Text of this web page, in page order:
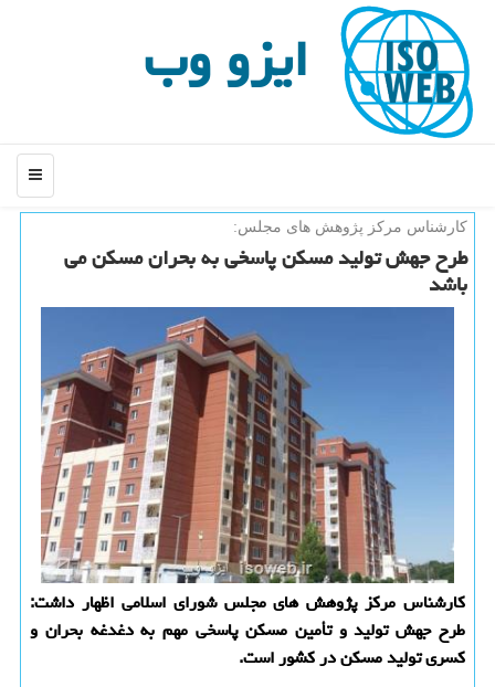
ایزو وب
منو
كارشناس مركز پژوهش های مجلس:
طرح جهش تولید مسكن پاسخی به بحران مسكن می
باشد
کارشناس مرکز پژوهش های مجلس شورای اسلامی اظهار داشت:
طرح جهش تولید و تأمین مسکن پاسخی مهم به دغدغه بحران و
کسری تولید مسکن در کشور است.